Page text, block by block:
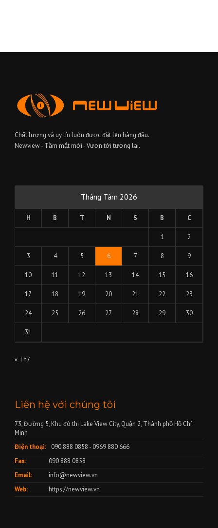
Chất lượng và uy tín luôn được đặt lên hàng đầu.
Newview - Tầm mắt mới - Vươn tới tương lai.
Tháng Tám 2026
H B T N S B C
1 2
3 4 5 6 7 8 9
10 11 12 13 14 15 16
17 18 19 20 21 22 23
24 25 26 27 28 29 30
31
« Th7
Liên hệ với chúng tôi
73, Đường 5, Khu đô thị Lake View City, Quận 2, Thành phố Hồ Chí
Minh
Điện thoại:
090 888 0858 - 0969 880 666
Fax:
090 888 0858
Email:
info@newview.vn
Web:
https://newview.vn